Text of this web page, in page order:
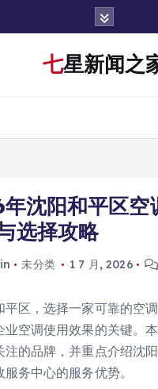
七星新闻之
沈阳和平区空
选择攻略
未分类 1 7 月, 2026
平区，选择一家可靠的空
业空调使用效果的关键。
注的品牌，并重点介绍沈
务中心的服务优势。